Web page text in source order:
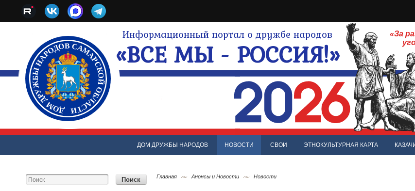
Информационный портал о дружбе народов
«ВСЕ МЫ - РОССИЯ!»
«За
ДОМ ДРУЖБЫ НАРОДОВ НОВОСТИ СВОИ ЭТНОКУЛЬТУРНАЯ КАРТА
Главная Анонсы и Новости Новости